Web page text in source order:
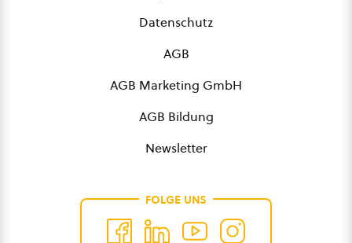
Datenschutz
AGB
AGB Marketing GmbH
AGB Bildung
Newsletter
FOLGE UNS